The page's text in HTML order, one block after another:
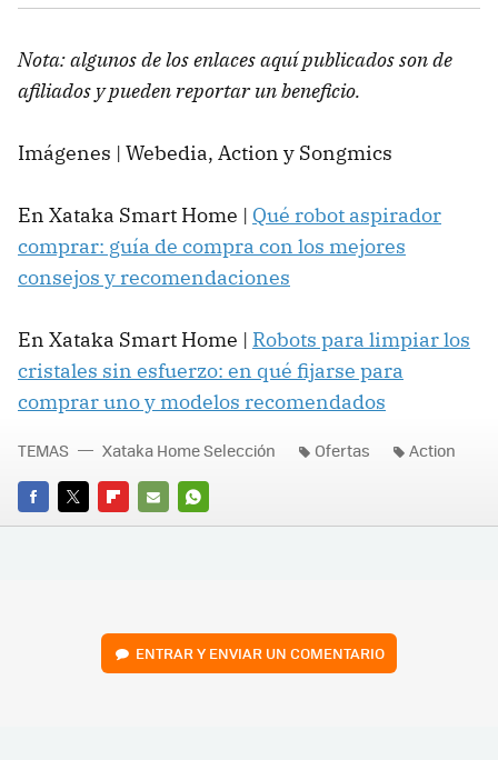
Nota: algunos de los enlaces aquí publicados son de
afiliados y pueden reportar un beneficio.
Imágenes | Webedia, Action y Songmics
En Xataka Smart Home | Qué robot aspirador
comprar: guía de compra con los mejores
consejos y recomendaciones
En Xataka Smart Home | Robots para limpiar los
cristales sin esfuerzo: en qué fijarse para
comprar uno y modelos recomendados
FACEBOOK
TWITTERFLIPBOARD
E-
WHATSAPP
TEMAS Xataka Home Selección Ofertas Action
ENTRAR Y ENVIAR UN COMENTARIO